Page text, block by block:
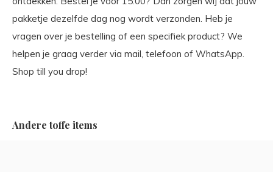
pakketje dezelfde dag nog wordt verzonden. Heb je
vragen over je bestelling of een specifiek product? We
helpen je graag verder via mail, telefoon of WhatsApp.
Shop till you drop!
Andere toffe items